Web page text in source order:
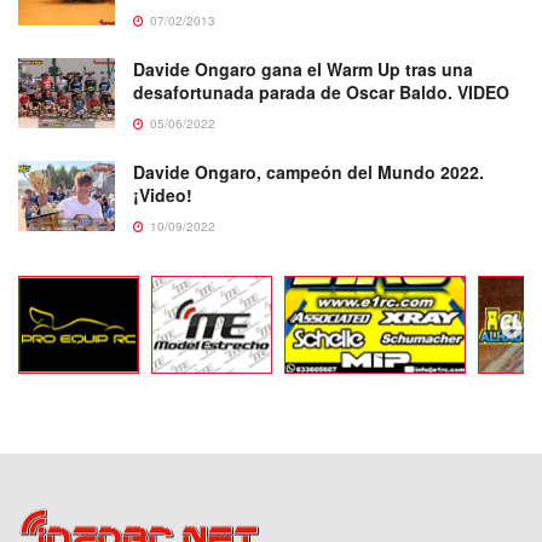
07/02/2013
Davide Ongaro gana el Warm Up tras una
desafortunada parada de Oscar Baldo. VIDEO
05/06/2022
Davide Ongaro, campeón del Mundo 2022.
¡Video!
10/09/2022